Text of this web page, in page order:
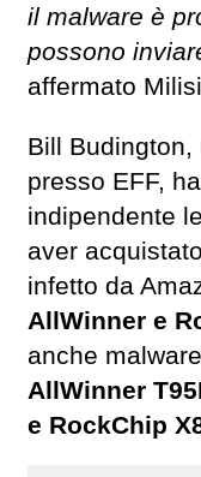
il malware è
possono
affermato
Bill
presso EFF,
indipendente
aver
infetto da
AllWinner e
anche
AllWinner
e RockChip